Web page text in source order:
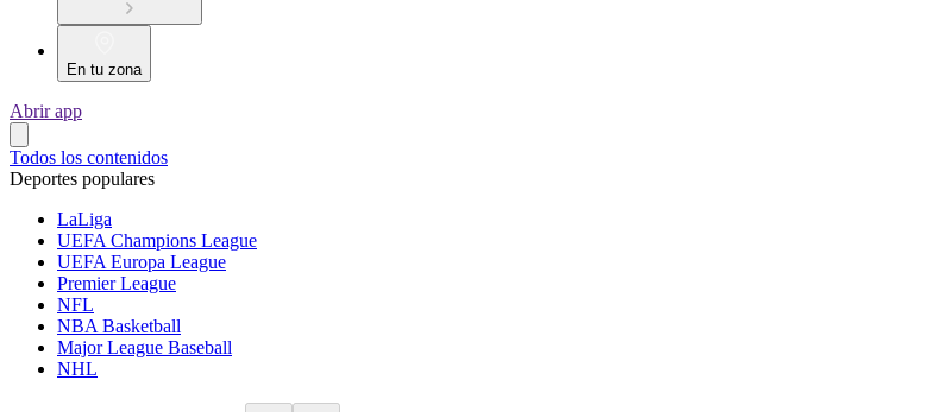
En tu zona
Abrir app
Todos los contenidos
Deportes populares
LaLiga
UEFA Champions League
UEFA Europa League
Premier League
NFL
NBA Basketball
Major League Baseball
NHL